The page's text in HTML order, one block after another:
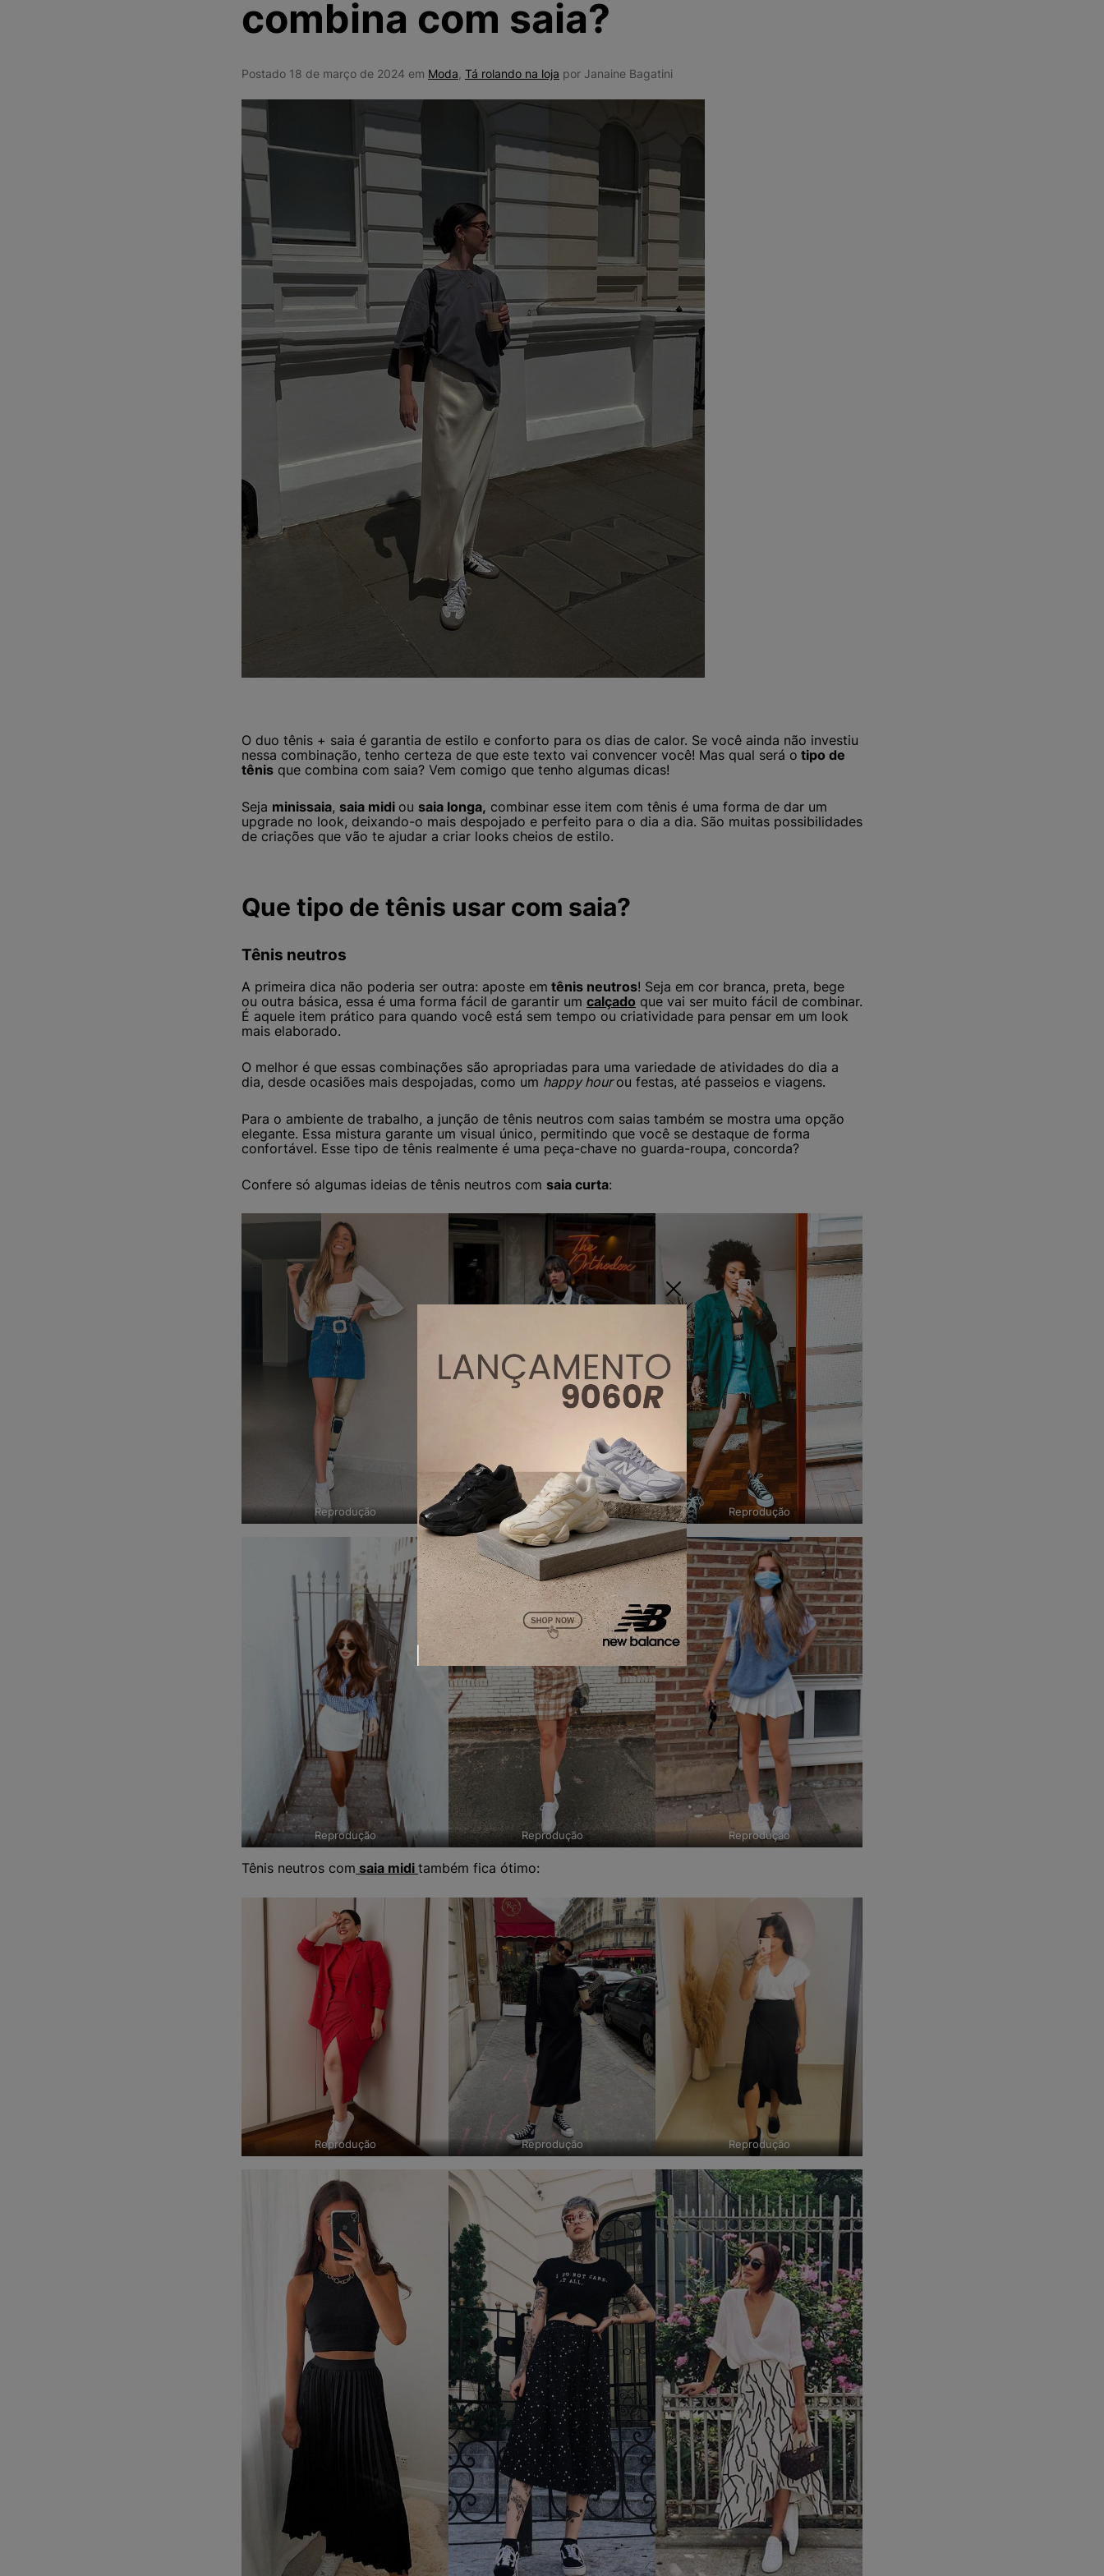
combina com saia?
Postado 18 de março de 2024 em Moda Tá rolando na loja por Janaine Bagatini
O duo tênis + saia é garantia de estilo e conforto para os dias de calor. Se você ainda não investiu
nessa combinação, tenho certeza de que este texto vai convencer você! Mas qual será o tipo de
tênis que combina com saia? Vem comigo que tenho algumas dicas!
Seja minissaia, saia midi ou saia longa, combinar esse item com tênis é uma forma de dar um
upgrade no look, deixando-o mais despojado e perfeito para o dia a dia. São muitas possibilidades
de criações que vão te ajudar a criar looks cheios de estilo.
Que tipo de tênis usar com saia?
Tênis neutros
A primeira dica não poderia ser outra: aposte em tênis neutros! Seja em cor branca, preta, bege
ou outra básica, essa é uma forma fácil de garantir um calçado que vai ser muito fácil de combinar.
É aquele item prático para quando você está sem tempo ou criatividade para pensar em um look
mais elaborado.
O melhor é que essas combinações são apropriadas para uma variedade de atividades do dia a
dia, desde ocasiões mais despojadas, como um happy hourou festas, até passeios e viagens.
Para o ambiente de trabalho, a junção de tênis neutros com saias também se mostra uma opção
elegante. Essa mistura garante um visual único, permitindo que você se destaque de forma
confortável. Esse tipo de tênis realmente é uma peça-chave no guarda-roupa, concorda?
Confere só algumas ideias de tênis neutros com saia curta:
Reprodução Reprodução Reprodução
Reprodução Reprodução Reprodução
Tênis neutros com saia midi também fica ótimo:
Reprodução Reprodução Reprodução